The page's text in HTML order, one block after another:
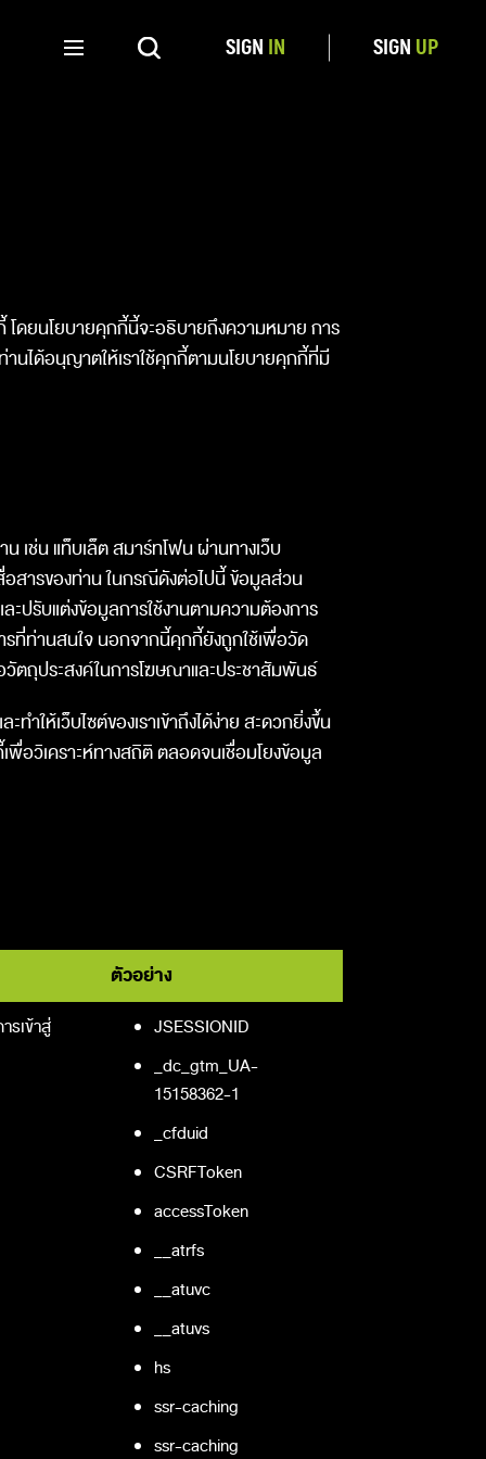
SIGN IN SIGN UP
โดยนโยบายคุกกี้นี้จะอธิบายถึงความหมาย การ
านได้อนุญาตให้เราใช้คุกกี้ตามนโยบายคุกกี้ที่มี
เช่น แท็บเล็ต สมาร์ทโฟน ผ่านทางเว็บ
อสารของท่าน ในกรณีดังต่อไปนี้ ข้อมูลส่วน
ะปรับแต่งข้อมูลการใช้งานตามความต้องการ
ที่ท่านสนใจ นอกจากนี้คุกกี้ยังถูกใช้เพื่อวัด
ตถุประสงค์ในการโฆษณาและประชาสัมพันธ์
ำให้เว็บไซต์ของเราเข้าถึงได้ง่าย สะดวกยิ่งขึ้น
พื่อวิเคราะห์ทางสถิติ ตลอดจนเชื่อมโยงข้อมูล
ตัวอย่าง
รเข้าสู่
JSESSIONID
_dc_gtm_UA-
15158362-1
_cfduid
CSRFToken
accessToken
__atrfs
__atuvc
__atuvs
hs
ssr-caching
ssr-caching